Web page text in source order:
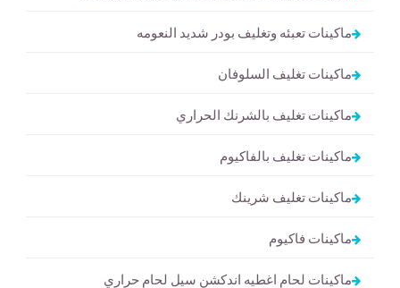
ماكينات تعبئه وتغليف بودر شديد النعومه
ماكينات تغليف السلوفان
ماكينات تغليف بالشرنك الحراري
ماكينات تغليف بالفاكيوم
ماكينات تغليف شرينك
ماكينات فاكيوم
ماكينات لحام اغطيه اندكشن سيل لحام حراري